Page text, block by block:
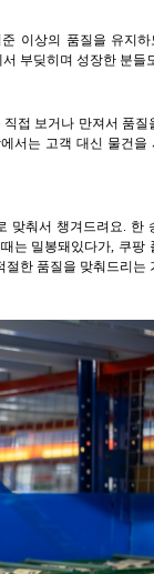
이상의 품질을 유지
부딪히며 성장한 분들
접 보거나 만져서 품
는 고객 대신 물건을
맞춰서 챙겨드려요. 한
는 밀봉돼있다가, 쿠팡
한 품질을 맞춰드리는